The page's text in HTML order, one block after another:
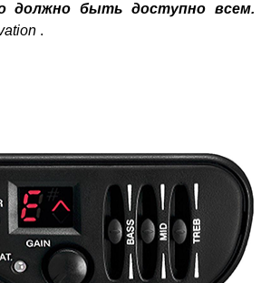
должно быть доступно всем.
.